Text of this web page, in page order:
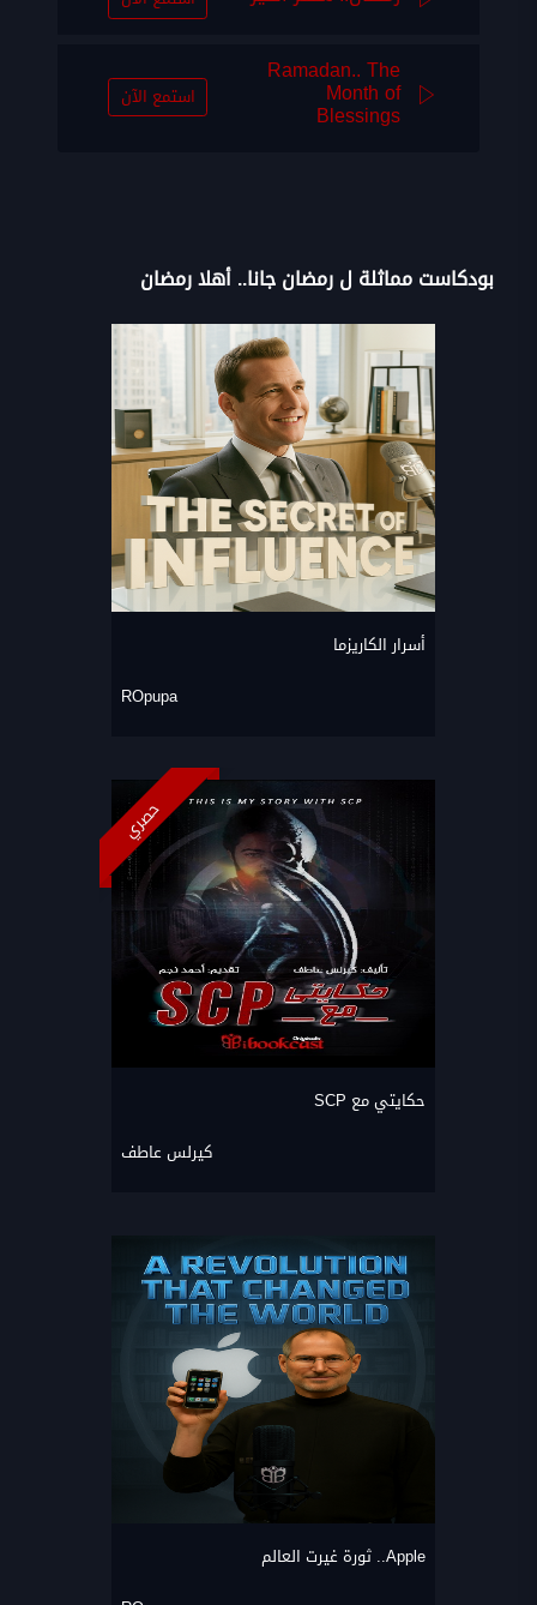
Ramadan.. The
Month of
Blessings استمع الآن
بودكاست مماثلة ل رمضان جانا.. أهلا رمضان
أسرار الكاريزما
ROpupa
حكايتي مع SCP
كيرلس عاطف
حصري
Apple.. ثورة غيرت العالم